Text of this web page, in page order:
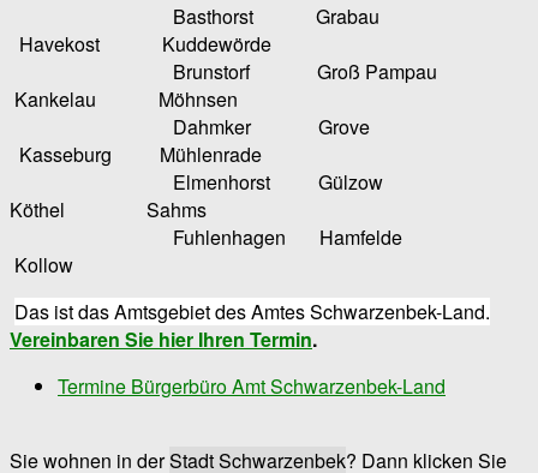
Basthorst Grabau
Havekost Kuddewörde
Brunstorf Groß Pampau
Kankelau Möhnsen
Dahmker Grove
Kasseburg Mühlenrade
Elmenhorst Gülzow
Köthel Sahms
Fuhlenhagen Hamfelde
Kollow
Das ist das Amtsgebiet des Amtes Schwarzenbek-Land.
Vereinbaren Sie hier Ihren Termin.
Termine Bürgerbüro Amt Schwarzenbek-Land
Sie wohnen in derStadt Schwarzenbek? Dann klicken Sie